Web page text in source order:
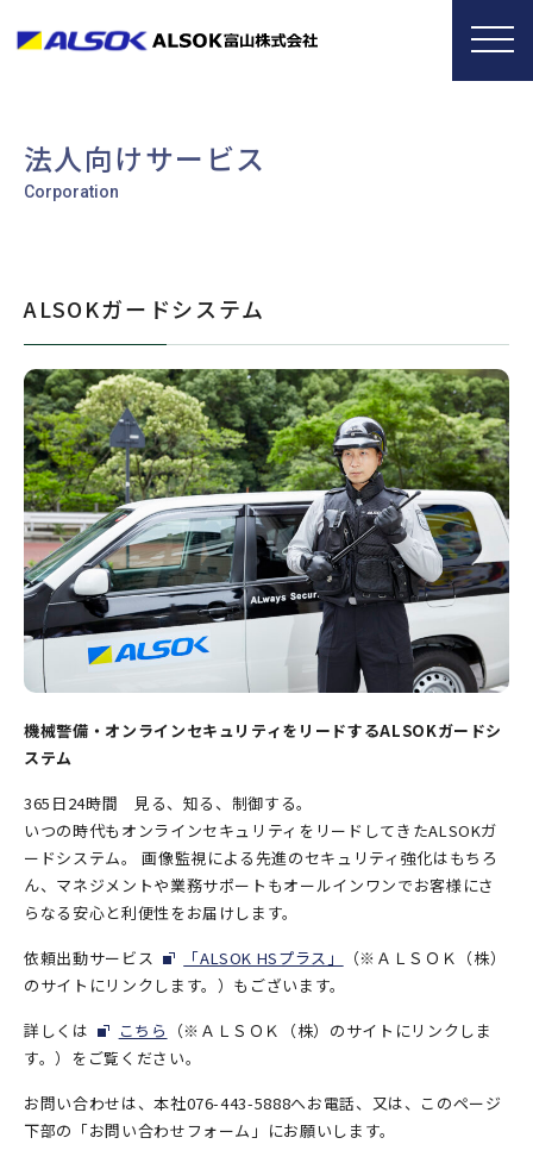
法人向けサービス
ALSOKガードシステム
機械警備・オンラインセキュリティをリードするALSOKガードシ
ステム
365日24時間 見る、知る、制御する。
いつの時代もオンラインセキュリティをリードしてきたALSOKガ
ードシステム。 画像監視による先進のセキュリティ強化はもちろ
ん、マネジメントや業務サポートもオールインワンでお客様にさ
らなる安心と利便性をお届けします。
依頼出動サービス
「ALSOK HSプラス」
（※ＡＬＳＯＫ（株）
のサイトにリンクします。）もございます。
詳しくは
こちら
（※ＡＬＳＯＫ（株）のサイトにリンクしま
す。）をご覧ください。
お問い合わせは、本社076-443-5888へお電話、又は、このページ
下部の「お問い合わせフォーム」にお願いします。